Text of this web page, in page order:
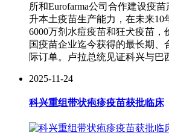
所和Eurofarma公司合作建设疫
升本土疫苗生产能力，在未来10
6000万剂水痘疫苗和狂犬疫苗，
国疫苗企业迄今获得的最长期、
际订单。卢拉总统见证科兴与巴
2025-11-24
科兴重组带状疱疹疫苗获批临床